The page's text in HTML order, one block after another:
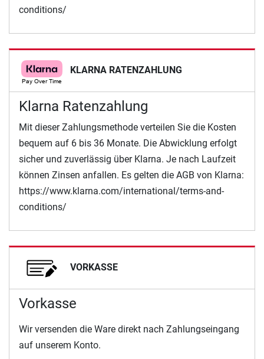
conditions/
KLARNA RATENZAHLUNG
Klarna Ratenzahlung
Mit dieser Zahlungsmethode verteilen Sie die Kosten
bequem auf 6 bis 36 Monate. Die Abwicklung erfolgt
sicher und zuverlässig über Klarna. Je nach Laufzeit
können Zinsen anfallen. Es gelten die AGB von Klarna:
https://www.klarna.com/international/terms-and-
conditions/
VORKASSE
Vorkasse
Wir versenden die Ware direkt nach Zahlungseingang
auf unserem Konto.